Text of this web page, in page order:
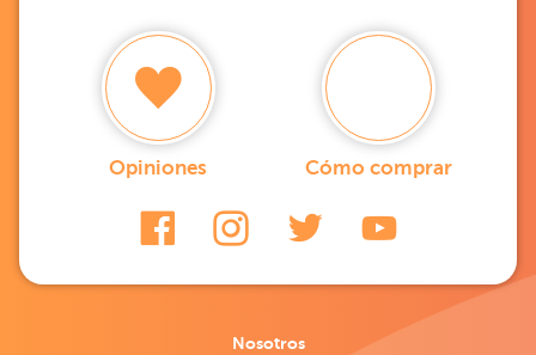
Opiniones Cómo comprar
Nosotros